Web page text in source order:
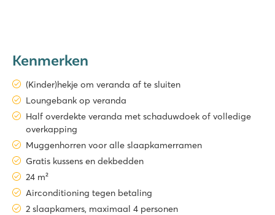
Kenmerken
(Kinder)hekje om veranda af te sluiten
Loungebank op veranda
Half overdekte veranda met schaduwdoek of volledige
overkapping
Muggenhorren voor alle slaapkamerramen
Gratis kussens en dekbedden
24 m²
Airconditioning tegen betaling
2 slaapkamers, maximaal 4 personen